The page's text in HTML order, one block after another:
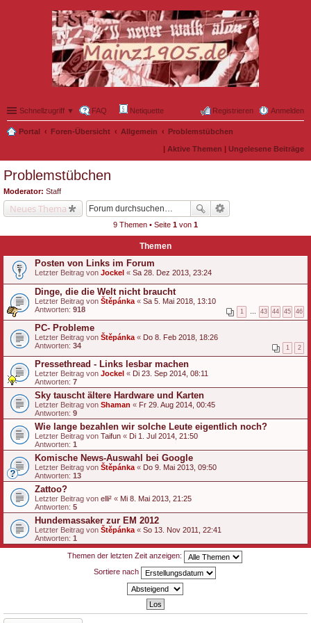
Schnellzugriff ▼ FAQ Netiquette Anmelden
Registrieren
Portal Foren-Übersicht Allgemein Problemstübchen
| Aktive Themen | Ungelesene Beiträge
Problemstübchen
Moderator: Staff
Neues Thema
9 Themen • Seite 1 von 1
Themen
Posten von Links im Forum
Letzter Beitrag von Jockel « Sa 28. Dez 2013, 23:24
Dinge, die die Welt nicht braucht
Letzter Beitrag von Štěpánka « Sa 5. Mai 2018, 13:10
Antworten: 918 1 43 44 45 46
PC- Probleme
Letzter Beitrag von Štěpánka « Do 8. Feb 2018, 18:26
Antworten: 34 1 2
Pressethread - Links lesbar machen
Letzter Beitrag von Jockel « Di 23. Sep 2014, 08:11
Antworten: 7
Sky tauscht ältere Hardware und Karten
Letzter Beitrag von Shaman « Fr 29. Aug 2014, 00:45
Antworten: 9
Wie lange bezahlen wir solche Leute eigentlich noch?
Letzter Beitrag von Taifun « Di 1. Jul 2014, 21:50
Antworten: 1
Komische News-Auswahl bei Google
Letzter Beitrag von Štěpánka « Do 9. Mai 2013, 09:50
Antworten: 13
Zattoo?
Letzter Beitrag von elli² « Mi 8. Mai 2013, 21:25
Antworten: 5
Hundemassaker zur EM 2012
Letzter Beitrag von Štěpánka « So 13. Nov 2011, 22:41
Antworten: 1
Themen der letzten Zeit anzeigen:
Sortiere nach